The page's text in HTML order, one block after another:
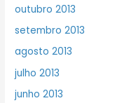
outubro 2013
setembro 2013
agosto 2013
julho 2013
junho 2013